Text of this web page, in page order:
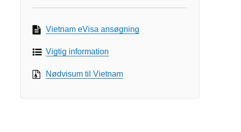
Vietnam eVisa ansøgning
Vigtig information
Nødvisum til Vietnam